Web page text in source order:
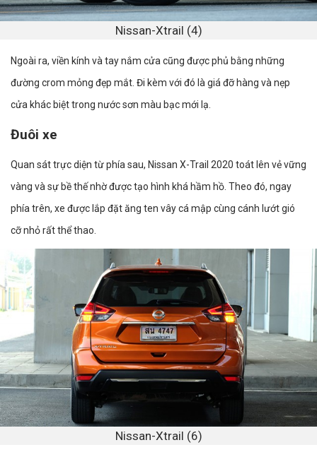
Nissan-Xtrail (4)
Ngoài ra, viền kính và tay nắm cửa cũng được phủ bằng những
đường crom mỏng đẹp mắt. Đi kèm với đó là giá đỡ hàng và nẹp
cửa khác biệt trong nước sơn màu bạc mới lạ.
Đuôi xe
Quan sát trực diện từ phía sau, Nissan X-Trail 2020 toát lên vẻ vững
vàng và sự bề thế nhờ được tạo hình khá hầm hồ. Theo đó, ngay
phía trên, xe được lắp đặt ăng ten vây cá mập cùng cánh lướt gió
cỡ nhỏ rất thể thao.
Nissan-Xtrail (6)